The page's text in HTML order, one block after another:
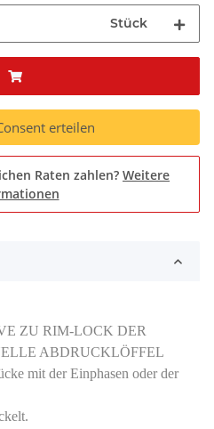
Stück
erteilen
Raten zahlen? Weitere
ZU RIM-LOCK DER
ABDRUCKLÖFFEL
mit der Einphasen oder der